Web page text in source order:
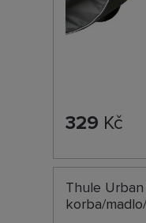
329 Kč
Thule
korba/